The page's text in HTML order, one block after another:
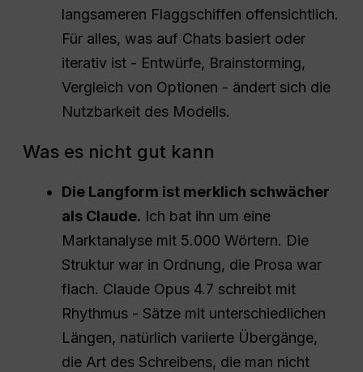
langsameren Flaggschiffen offensichtlich.
Für alles, was auf Chats basiert oder
iterativ ist - Entwürfe, Brainstorming,
Vergleich von Optionen - ändert sich die
Nutzbarkeit des Modells.
Was es nicht gut kann
Die Langform ist merklich schwächer
als Claude. Ich bat ihn um eine
Marktanalyse mit 5.000 Wörtern. Die
Struktur war in Ordnung, die Prosa war
flach. Claude Opus 4.7 schreibt mit
Rhythmus - Sätze mit unterschiedlichen
Längen, natürlich variierte Übergänge,
die Art des Schreibens, die man nicht